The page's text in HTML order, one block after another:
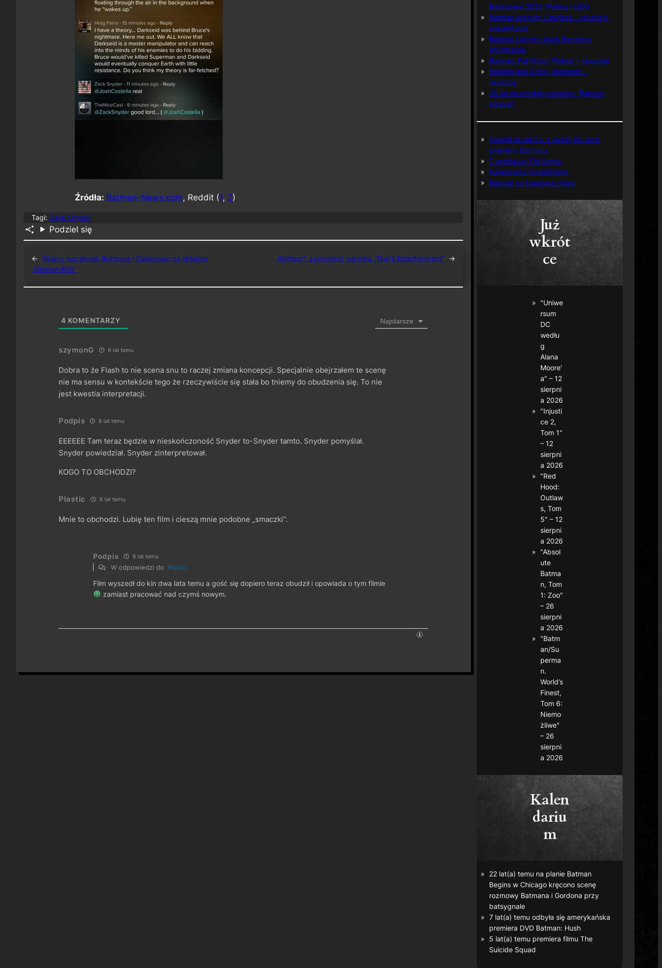
Źródła: Batman-News.com, Reddit (1, 2)
Tagi: Zack Snyder
Podziel się
←
Ślubny pocałunek Batmana i Catwoman na okładce
„Batman #50”
„Gotham”: zapowiedź odcinka „That’s Entertainment” →
4 KOMENTARZY Najstarsze
szymonG 8 lat temu
Dobra to że Flash to nie scena snu to raczej zmiana koncepcji. Specjalnie obejrzałem te scenę
nie ma sensu w kontekście tego że rzeczywiście się stała bo tniemy do obudzenia się. To nie
jest kwestia interpretacji.
Podpis 8 lat temu
EEEEEE Tam teraz będzie w nieskończoność Snyder to-Snyder tamto. Snyder pomyślał.
Snyder powiedział. Snyder zinterpretował.
KOGO TO OBCHODZI?
Plastic 8 lat temu
Mnie to obchodzi. Lubię ten film i cieszą mnie podobne „smaczki”.
Podpis 8 lat temu
W odpowiedzi do Plastic
Film wyszedł do kin dwa lata temu a gość się dopiero teraz obudził i opowiada o tym filmie
zamiast pracować nad czymś nowym.
Batmanem 2025 (Polska i USA)
Batman Arkham: Clayface – recenzja,
prezentacja
Batman i ukryty skarb Berniego
Wrightsona
Batman: Full Moon (Pełnia) – recenzja
Batman and Robin: Memento –
recenzja
30 lat od polskiej premiery „Batman
Forever”
Powrót do lat 60. z okazji 60-lecia
premiery Batmana
Z archiwum TM-Semic
Nawiązania do Batmana
Batman na kasetach video
Już
wkrót
ce
"Uniwe
rsum
DC
wedłu
g
Alana
Moore'
a" – 12
sierpni
a 2026
"Injusti
ce 2,
Tom 1"
– 12
sierpni
a 2026
"Red
Hood:
Outlaw
s, Tom
5" – 12
sierpni
a 2026
"Absol
ute
Batma
n, Tom
1: Zoo"
– 26
sierpni
a 2026
"Batm
an/Su
perma
n.
World’s
Finest,
Tom 6:
Niemo
żliwe"
– 26
sierpni
a 2026
Kalen
dariu
m
22 lat(a) temu na planie Batman
Begins w Chicago kręcono scenę
rozmowy Batmana i Gordona przy
batsygnale
7 lat(a) temu odbyła się amerykańska
premiera DVD Batman: Hush
5 lat(a) temu premiera filmuThe
Suicide Squad